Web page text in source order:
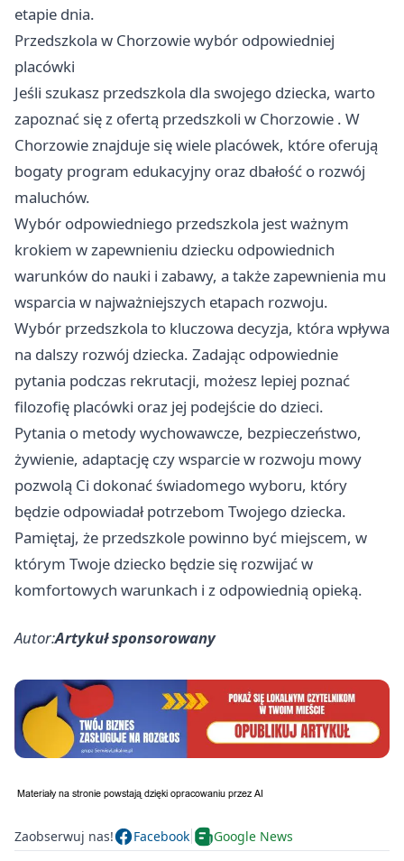
etapie dnia.
Przedszkola w Chorzowie wybór odpowiedniej
placówki
Jeśli szukasz przedszkola dla swojego dziecka, warto
zapoznać się z ofertą przedszkoli w Chorzowie . W
Chorzowie znajduje się wiele placówek, które oferują
bogaty program edukacyjny oraz dbałość o rozwój
maluchów.
Wybór odpowiedniego przedszkola jest ważnym
krokiem w zapewnieniu dziecku odpowiednich
warunków do nauki i zabawy, a także zapewnienia mu
wsparcia w najważniejszych etapach rozwoju.
Wybór przedszkola to kluczowa decyzja, która wpływa
na dalszy rozwój dziecka. Zadając odpowiednie
pytania podczas rekrutacji, możesz lepiej poznać
filozofię placówki oraz jej podejście do dzieci.
Pytania o metody wychowawcze, bezpieczeństwo,
żywienie, adaptację czy wsparcie w rozwoju mowy
pozwolą Ci dokonać świadomego wyboru, który
będzie odpowiadał potrzebom Twojego dziecka.
Pamiętaj, że przedszkole powinno być miejscem, w
którym Twoje dziecko będzie się rozwijać w
komfortowych warunkach i z odpowiednią opieką.
Autor:Artykuł sponsorowany
Zaobserwuj nas! Facebook Google News